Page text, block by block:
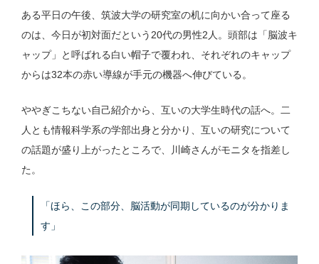
ある平日の午後、筑波大学の研究室の机に向かい合って座る
のは、今日が初対面だという20代の男性2人。頭部は「脳波キ
ャップ」と呼ばれる白い帽子で覆われ、それぞれのキャップ
からは32本の赤い導線が手元の機器へ伸びている。
ややぎこちない自己紹介から、互いの大学生時代の話へ。二
人とも情報科学系の学部出身と分かり、互いの研究について
の話題が盛り上がったところで、川崎さんがモニタを指差し
た。
「ほら、この部分、脳活動が同期しているのが分かりま
す」